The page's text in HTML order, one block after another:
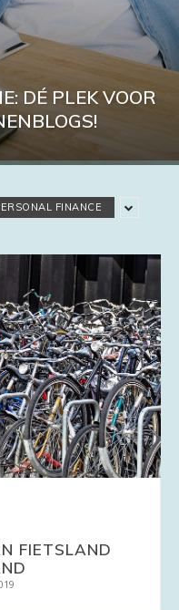
DÉ PLEK VOOR
FINANCE
FIETSLAND